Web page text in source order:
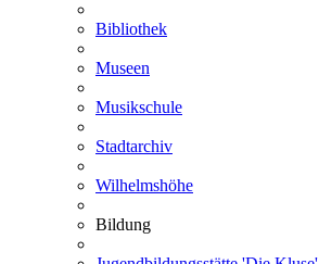
Bibliothek
Museen
Musikschule
Stadtarchiv
Wilhelmshöhe
Bildung